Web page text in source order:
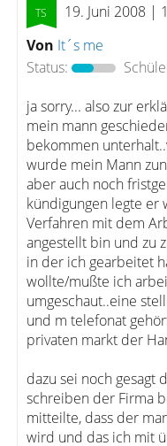
19. Juni 2008 |
Von It´s me
Status:
ja sorry... also zur
mein mann
bekommen
wurde mein Mann
aber auch noch
kündigungen legte er
Verfahren mit dem
angestellt bin und zu
in der ich gearbeitet
wollte/mußte ich
umgeschaut..eine
und m telefonat
privaten markt der
dazu sei noch gesagt
schreiben der Firma
mitteilte, dass der
wird und das ich mit